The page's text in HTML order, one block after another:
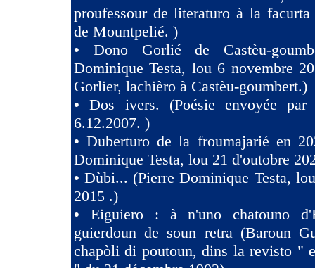
proufessour de literaturo à la
de Mountpelié. )
• Dono Gorlié de Castèu-
Dominique Testa, lou 6 novembre
Gorlier, lachièro à Castèu-goumbert.)
•Dos ivers. (Poésie envoyée
6.12.2007. )
•Duberturo de la froumajarié en
Dominique Testa, lou 21 d'outobre
•Dùbi... (Pierre Dominique Testa,
2015 .)
• Eiguiero : à n'uno chatouno
guierdoun de soun retra (Baroun
chapòli di poutoun, dins la revisto "